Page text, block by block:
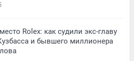
Rolex: как судили экс-главу
и бывшего миллионера